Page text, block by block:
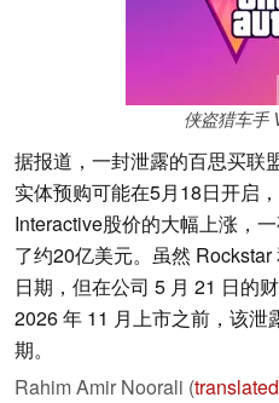
侠盗猎车手
据报道，一封泄露的百思买联
实体预购可能在5月18日开启
Interactive股价的大幅上涨，
了约20亿美元。虽然
日期，但在公司 5 月 21 日的
2026 年 11 月上市之前，该泄
期。
Rahim Amir Noorali (